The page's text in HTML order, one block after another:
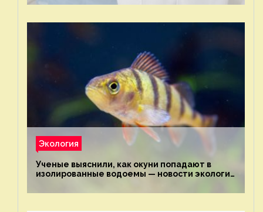
Экология
Ученые выяснили, как окуни попадают в
изолированные водоемы — новости экологии